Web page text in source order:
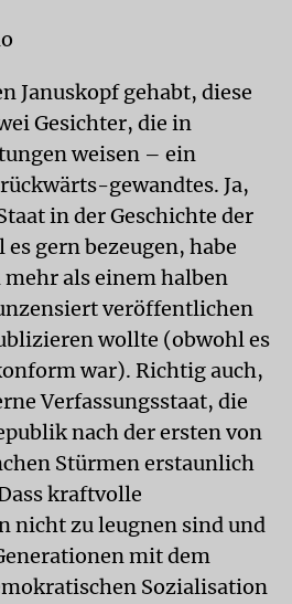
Januskopf gehabt, diese
Gesichter, die in
weisen – ein
gewandtes. Ja,
in der Geschichte der
gern bezeugen, habe
als einem halben
veröffentlichen
wollte (obwohl es
war). Richtig auch,
Verfassungsstaat, die
nach der ersten von
Stürmen erstaunlich
kraftvolle
nicht zu leugnen sind und
mit dem
Sozialisation